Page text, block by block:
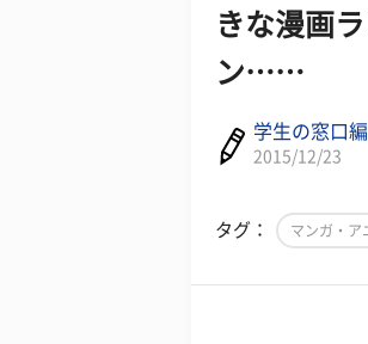
きな漫画
ン……
学生の窓口
2015/12/23
タグ： マンガ・ア